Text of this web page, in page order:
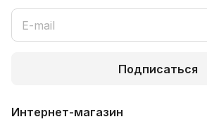
Подписаться
Интернет-магазин